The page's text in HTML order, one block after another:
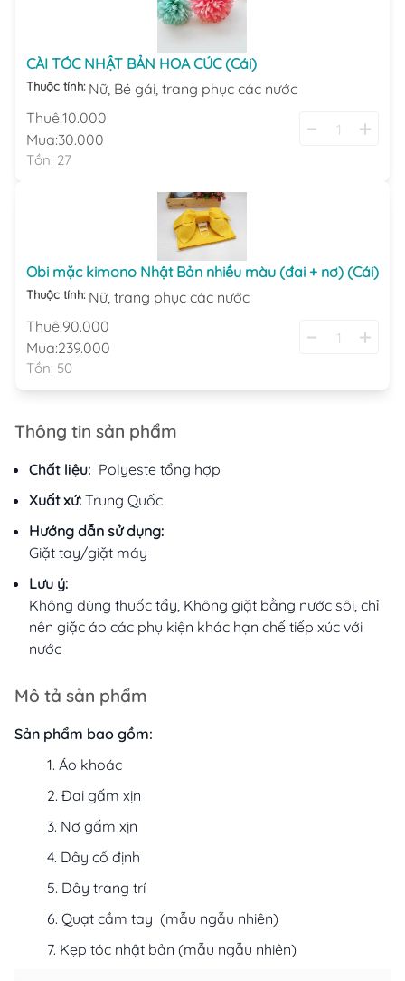
CÀI TÓC NHẬT BẢN HOA CÚC (Cái)
Thuộc tính: Nữ, Bé gái, trang phục các nước
Thuê:10.000
Mua:30.000
Tồn: 27
Obi mặc kimono Nhật Bản nhiều màu (đai + nơ) (Cái)
Thuộc tính: Nữ, trang phục các nước
Thuê:90.000
Mua:239.000
Tồn: 50
Thông tin sản phẩm
Chất liệu: Polyeste tổng hợp
Xuất xứ: Trung Quốc
Hướng dẫn sử dụng:
Giặt tay/giặt máy
Lưu ý:
Không dùng thuốc tẩy, Không giặt bằng nước sôi, chỉ
nên giặc áo các phụ kiện khác hạn chế tiếp xúc với
nước
Mô tả sản phẩm
Sản phẩm bao gồm:
Áo khoác
Đai gấm xịn
Nơ gấm xịn
Dây cố định
Dây trang trí
Quạt cầm tay (mẫu ngẫu nhiên)
Kẹp tóc nhật bản (mẫu ngẫu nhiên)